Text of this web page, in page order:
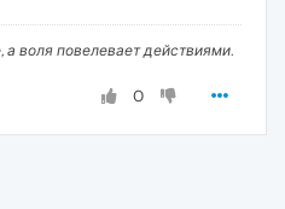
а воля повелевает действиями.
0